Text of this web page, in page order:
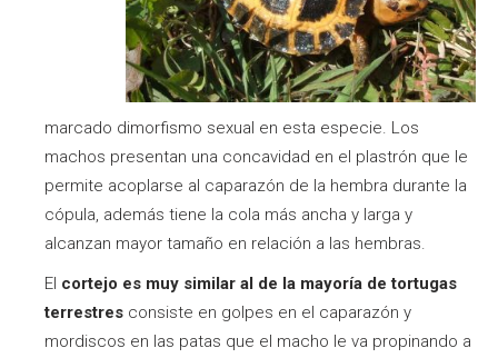
marcado dimorfismo sexual en esta especie. Los
machos presentan una concavidad en el plastrón que le
permite acoplarse al caparazón de la hembra durante la
cópula, además tiene la cola más ancha y larga y
alcanzan mayor tamaño en relación a las hembras.
El cortejo es muy similar al de la mayoría de tortugas
terrestres consiste en golpes en el caparazón y
mordiscos en las patas que el macho le va propinando a